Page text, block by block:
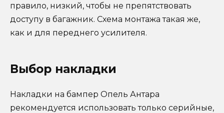
правило, низкий, чтобы не препятствовать
доступу в багажник. Схема монтажа такая же,
как и для переднего усилителя.
Выбор накладки
Накладки на бампер Опель Антара
рекомендуется использовать только серийные,